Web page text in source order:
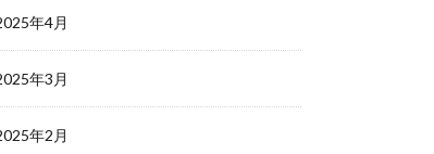
年4月
年3月
年2月